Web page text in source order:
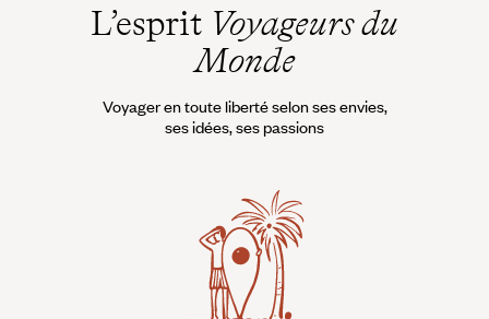
L’esprit Voyageurs du
Monde
Voyager en toute liberté selon ses envies,
ses idées, ses passions